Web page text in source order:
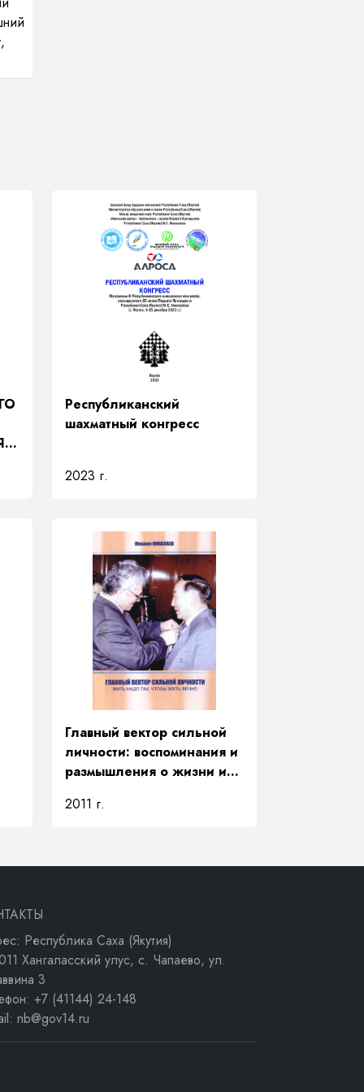
Республиканский
шахматный конгресс
2023 г.
Главный вектор сильной
личности: воспоминания и
размышления о жизни и
Кычкина
2011 г.
Республика Саха (Якутия)
Хангаласский улус, с. Чапаево, ул.
3
+7 (41144) 24-148
nb@gov14.ru